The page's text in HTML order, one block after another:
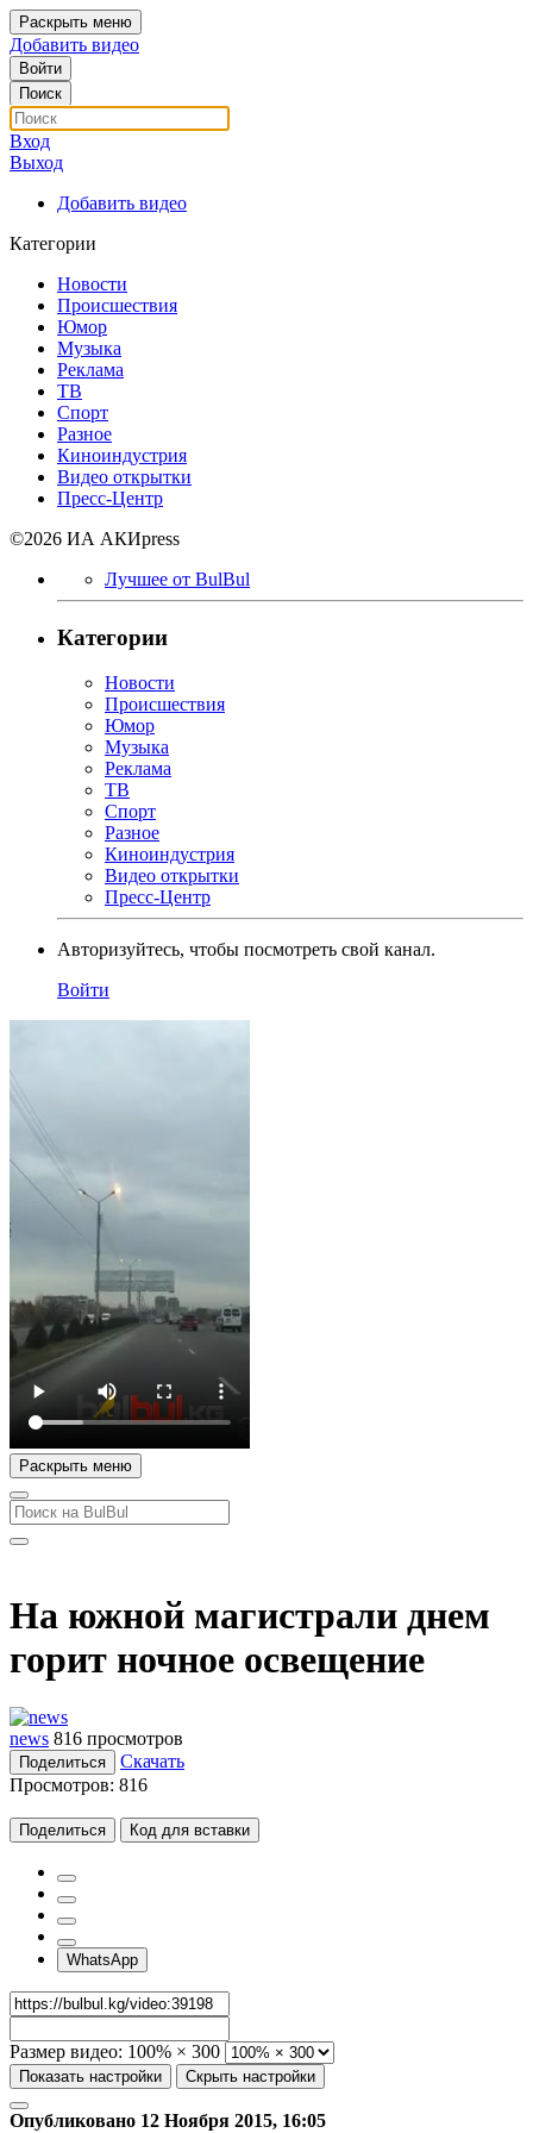
Раскрыть меню
Добавить видео
Войти
Поиск
Вход
Выход
Добавить видео
Категории
Новости
Происшествия
Юмор
Музыка
Реклама
ТВ
Спорт
Разное
Киноиндустрия
Видео открытки
Пресс-Центр
©2026 ИА АКИpress
Лучшее от BulBul
Категории
Новости
Происшествия
Юмор
Музыка
Реклама
ТВ
Спорт
Разное
Киноиндустрия
Видео открытки
Пресс-Центр
Авторизуйтесь, чтобы посмотреть свой канал.
Войти
Раскрыть меню
На южной магистрали днем
горит ночное освещение
news 816 просмотров
Поделиться
Скачать
Просмотров: 816
Поделиться Код для вставки
WhatsApp
Размер видео: 100% × 300
Показать настройки Скрыть настройки
Опубликовано 12 Ноября 2015, 16:05